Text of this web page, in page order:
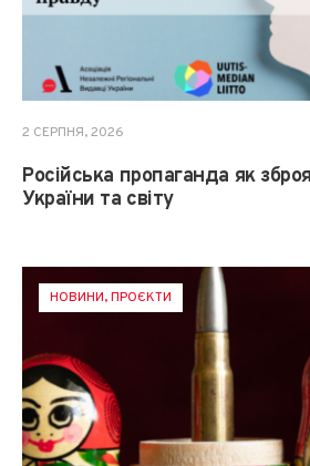
2 СЕРПНЯ, 2026
Російська пропаганда як
України та світу
НОВИНИ,ПРОЄКТИ